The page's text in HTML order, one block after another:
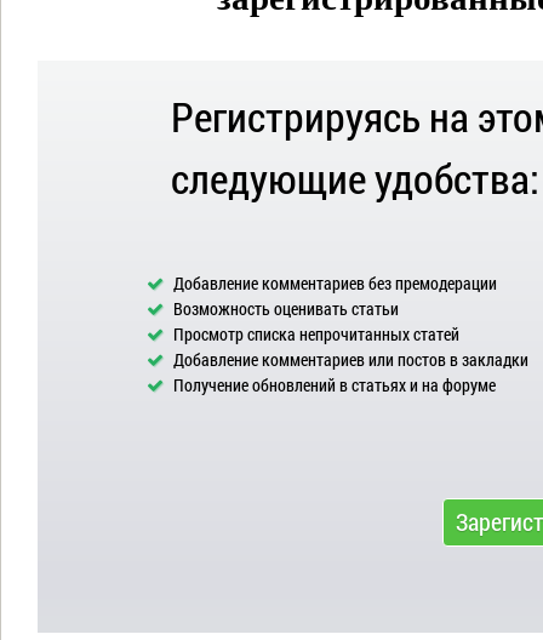
Регистрируясь на
следующие удобства:
Добавление комментариев без премодерации
Возможность оценивать статьи
Просмотр списка непрочитанных статей
Добавление комментариев или постов в закладки
Получение обновлений в статьях и на форуме